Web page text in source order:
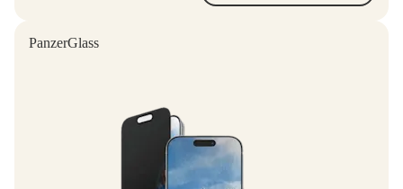
PanzerGlass